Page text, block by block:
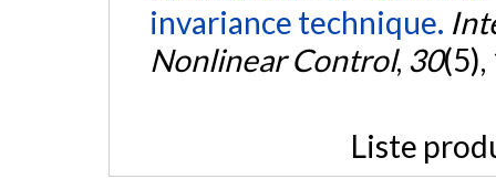
invariance technique.
Nonlinear Control, 30
Liste